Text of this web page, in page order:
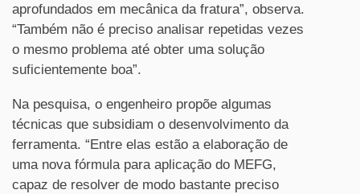
aprofundados em mecânica da fratura”, observa.
“Também não é preciso analisar repetidas vezes
o mesmo problema até obter uma solução
suficientemente boa”.
Na pesquisa, o engenheiro propõe algumas
técnicas que subsidiam o desenvolvimento da
ferramenta. “Entre elas estão a elaboração de
uma nova fórmula para aplicação do MEFG,
capaz de resolver de modo bastante preciso